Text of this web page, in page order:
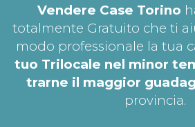
Vendere Case Torino
totalmente Gratuito che ti
modo professionale la tua
tuo Trilocale nel minor
trarne il maggior
provincia.